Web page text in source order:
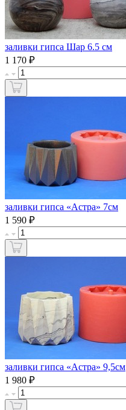
заливки гипса Шар 6.5 см
1 170 ₽
заливки гипса «Астра» 7см
1 590 ₽
заливки гипса «Астра» 9,5см
1 980 ₽